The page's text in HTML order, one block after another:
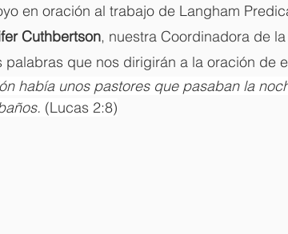
en oración al trabajo de Langham
Cuthbertson, nuestra Coordinadora de
palabras que nos dirigirán a la oración de
había unos pastores que pasaban la
(Lucas 2:8)